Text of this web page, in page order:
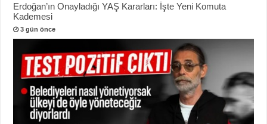
Erdoğan’ın Onayladığı YAŞ Kararları: İşte Yeni Komuta
Kademesi
3 gün önce